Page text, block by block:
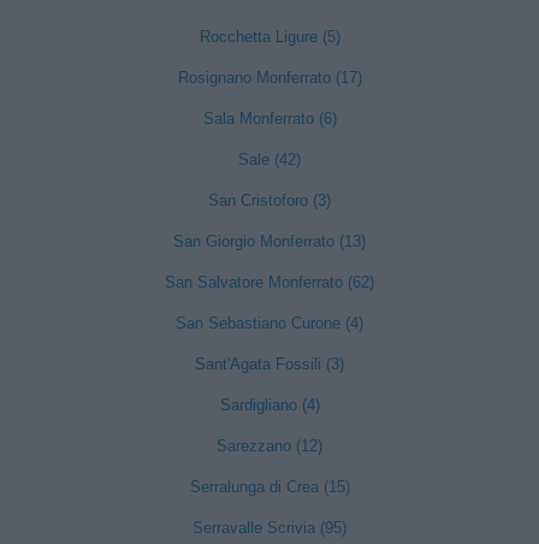
Rocchetta Ligure (5)
Rosignano Monferrato (17)
Sala Monferrato (6)
Sale (42)
San Cristoforo (3)
San Giorgio Monferrato (13)
San Salvatore Monferrato (62)
San Sebastiano Curone (4)
Sant'Agata Fossili (3)
Sardigliano (4)
Sarezzano (12)
Serralunga di Crea (15)
Serravalle Scrivia (95)